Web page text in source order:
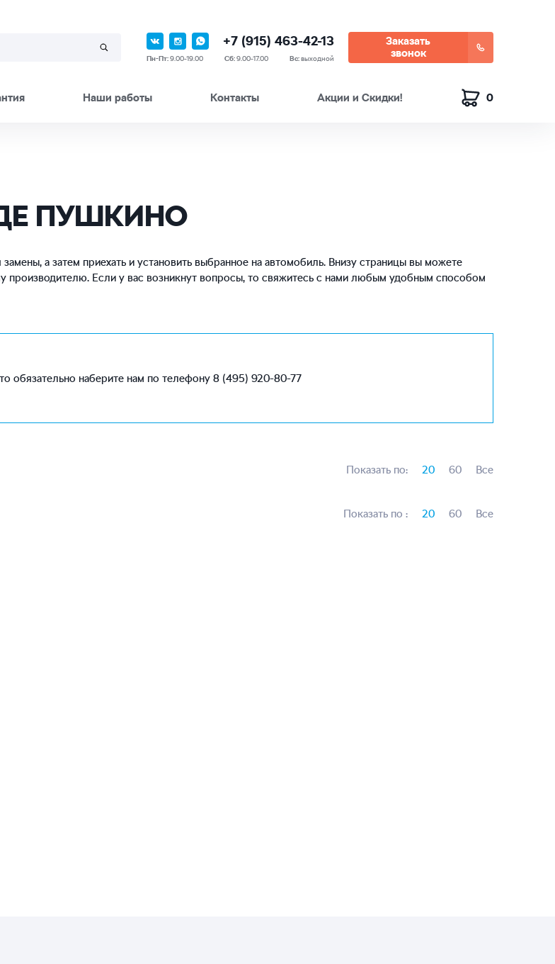
+7 (915) 463-42-13
Пн-Пт:9.00-19.00 Сб:9.00-17.00 Вс:выходной
Заказать
звонок
Наши работы Контакты Акции и Скидки! 0
ПУШКИНО
а затем приехать и установить выбранное на автомобиль. Внизу страницы вы можете
производителю. Если у вас возникнут вопросы, то свяжитесь с нами любым удобным способом
обязательно наберите нам по телефону 8 (495) 920-80-77
Показать по: 20 60 Все
Показать по : 20 60 Все